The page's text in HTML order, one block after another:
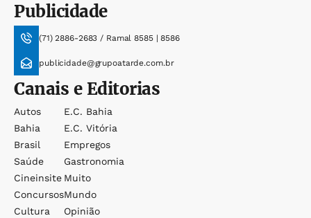
Publicidade
(71) 2886-2683 / Ramal 8585 | 8586
publicidade@grupoatarde.com.br
Canais e Editorias
Autos
Bahia
Brasil
Saúde
Cineinsite
Concursos
Cultura
E.c. Bahia
E.c. Vitória
Empregos
Gastronomia
Muito
Mundo
Opinião